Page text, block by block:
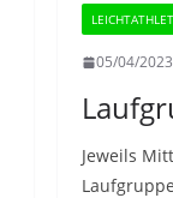
05/04/2023
Jeweils